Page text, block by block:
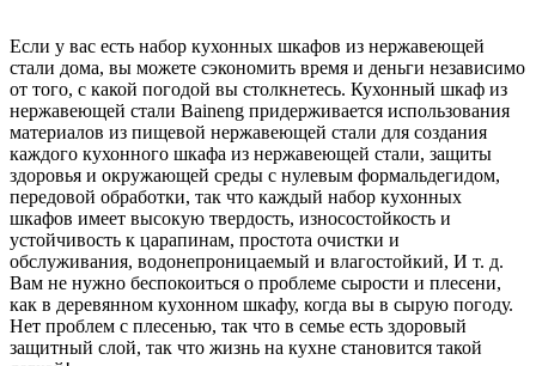
Если у вас есть набор кухонных шкафов из нержавеющей
стали дома, вы можете сэкономить время и деньги независимо
от того, с какой погодой вы столкнетесь. Кухонный шкаф из
нержавеющей стали Baineng придерживается использования
материалов из пищевой нержавеющей стали для создания
каждого кухонного шкафа из нержавеющей стали, защиты
здоровья и окружающей среды с нулевым формальдегидом,
передовой обработки, так что каждый набор кухонных
шкафов имеет высокую твердость, износостойкость и
устойчивость к царапинам, простота очистки и
обслуживания, водонепроницаемый и влагостойкий, И т. д.
Вам не нужно беспокоиться о проблеме сырости и плесени,
как в деревянном кухонном шкафу, когда вы в сырую погоду.
Нет проблем с плесенью, так что в семье есть здоровый
защитный слой, так что жизнь на кухне становится такой